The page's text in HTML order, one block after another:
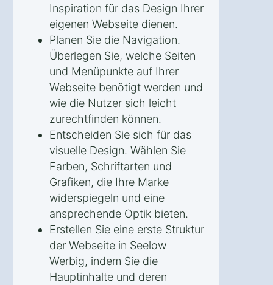
Inspiration für das Design Ihrer
eigenen Webseite dienen.
Planen Sie die Navigation.
Überlegen Sie, welche Seiten
und Menüpunkte auf Ihrer
Webseite benötigt werden und
wie die Nutzer sich leicht
zurechtfinden können.
Entscheiden Sie sich für das
visuelle Design. Wählen Sie
Farben, Schriftarten und
Grafiken, die Ihre Marke
widerspiegeln und eine
ansprechende Optik bieten.
Erstellen Sie eine erste Struktur
der Webseite in Seelow
Werbig, indem Sie die
Hauptinhalte und deren